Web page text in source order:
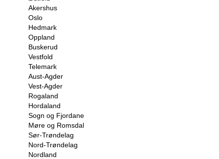
Akershus
Oslo
Hedmark
Oppland
Buskerud
Vestfold
Telemark
Aust-Agder
Vest-Agder
Rogaland
Hordaland
Sogn og Fjordane
Møre og Romsdal
Sør-Trøndelag
Nord-Trøndelag
Nordland